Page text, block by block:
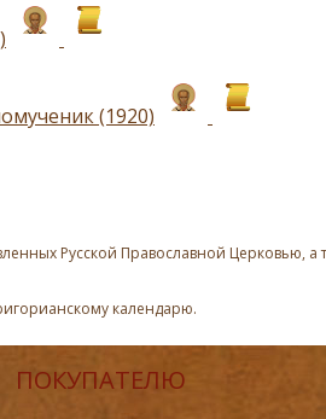
(1920)
Русской Православной Церковью,
календарю.
ПОКУПАТЕЛЮ